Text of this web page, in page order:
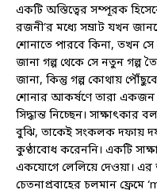
একটি অস্তিত্বের সম্পূরক
রজনী’র মধ্যে সম্রাট যখন
শোনাতে পারবে কিনা, তখন
জানা গল্প থেকে সে নতুন গল্প
জানা, কিন্তু গল্প কোথায়
শোনার আকর্ষণে তারা একজন
সিদ্ধান্ত নিচ্ছেন। সাক্ষাৎকার
বুঝি, তাকেই সংকলক দফায়
কুণ্ঠাবোধ করেননি। একটি
একযোগে লেলিয়ে দেওয়া। এর
চেতনাপ্রবাহের চলমান ফ্রেমে